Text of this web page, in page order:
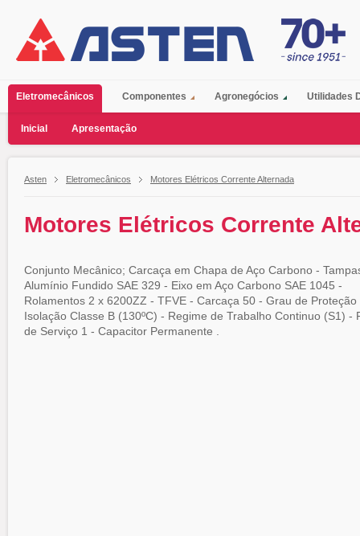
Eletromecânicos Componentes Agronegócios Utilidades
Inicial Apresentação
Asten Eletromecânicos Motores Elétricos Corrente Alternada
Motores Elétricos Corrente
Conjunto Mecânico; Carcaça em Chapa de Aço Carbono -
Alumínio Fundido SAE 329 - Eixo em Aço Carbono SAE 1045 -
Rolamentos 2 x 6200ZZ - TFVE - Carcaça 50 - Grau de Proteção
Isolação Classe B (130ºC) - Regime de Trabalho Continuo (S1) -
de Serviço 1 - Capacitor Permanente .